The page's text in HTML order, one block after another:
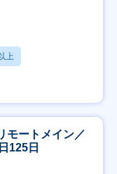
上
モートメイン／
125日